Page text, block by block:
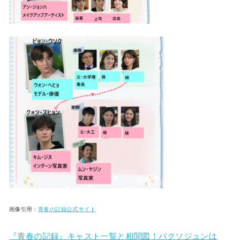
画像引用： 青春の記録公式サイト
『青春の記録』キャスト一覧と相関図！パクソジュンは